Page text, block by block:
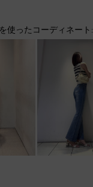
使ったコーディネート: